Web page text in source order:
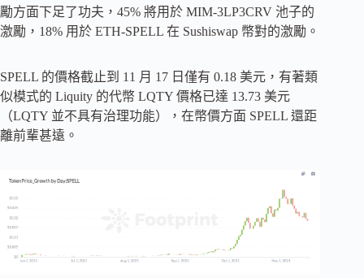
勵方面下足了功夫，45% 將用於 MIM-3LP3CRV 池子的
激勵，18% 用於 ETH-SPELL 在 Sushiswap 幣對的激勵。
SPELL 的價格截止到 11 月 17 日僅有 0.18 美元，有著類
似模式的 Liquity 的代幣 LQTY 價格已達 13.73 美元
（LQTY 並不具有治理功能），在幣價方面 SPELL 還距
離前輩甚遠。